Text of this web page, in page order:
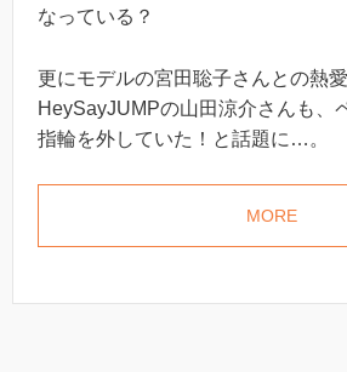
なっている？
更にモデルの宮田聡子さんとの熱
HeySayJUMPの山田涼介さんも、
指輪を外していた！と話題に…。
MORE